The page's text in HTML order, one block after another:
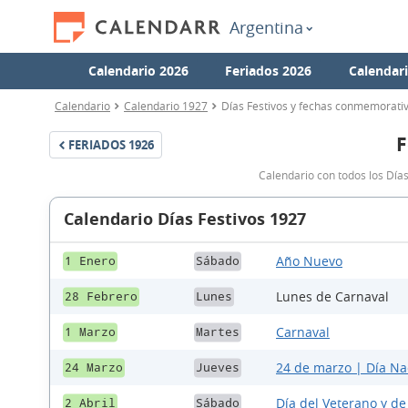
Argentina
Calendario 2026 Feriados 2026
Calendario Calendario 1927 Días Festivos y fechas
FERIADOS 1926
Calendario con todos los
Calendario Días Festivos 1927
1 Enero Sábado Año Nuevo
28 Febrero Lunes Lunes de Carnaval
1 Marzo Martes Carnaval
24 Marzo Jueves 24 de marzo | Día
2 Abril Sábado Día del Veterano y